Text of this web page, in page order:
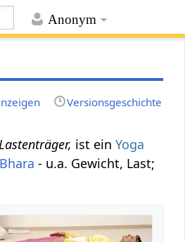
Anonym
Versionsgeschichte
ist einYoga
Bhara - u.a. Gewicht, Last;